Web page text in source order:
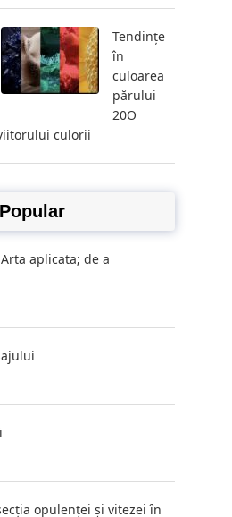
Tendințe
în
culoarea
părului
20O
culorii
aplicata; de a
opulenței și vitezei în